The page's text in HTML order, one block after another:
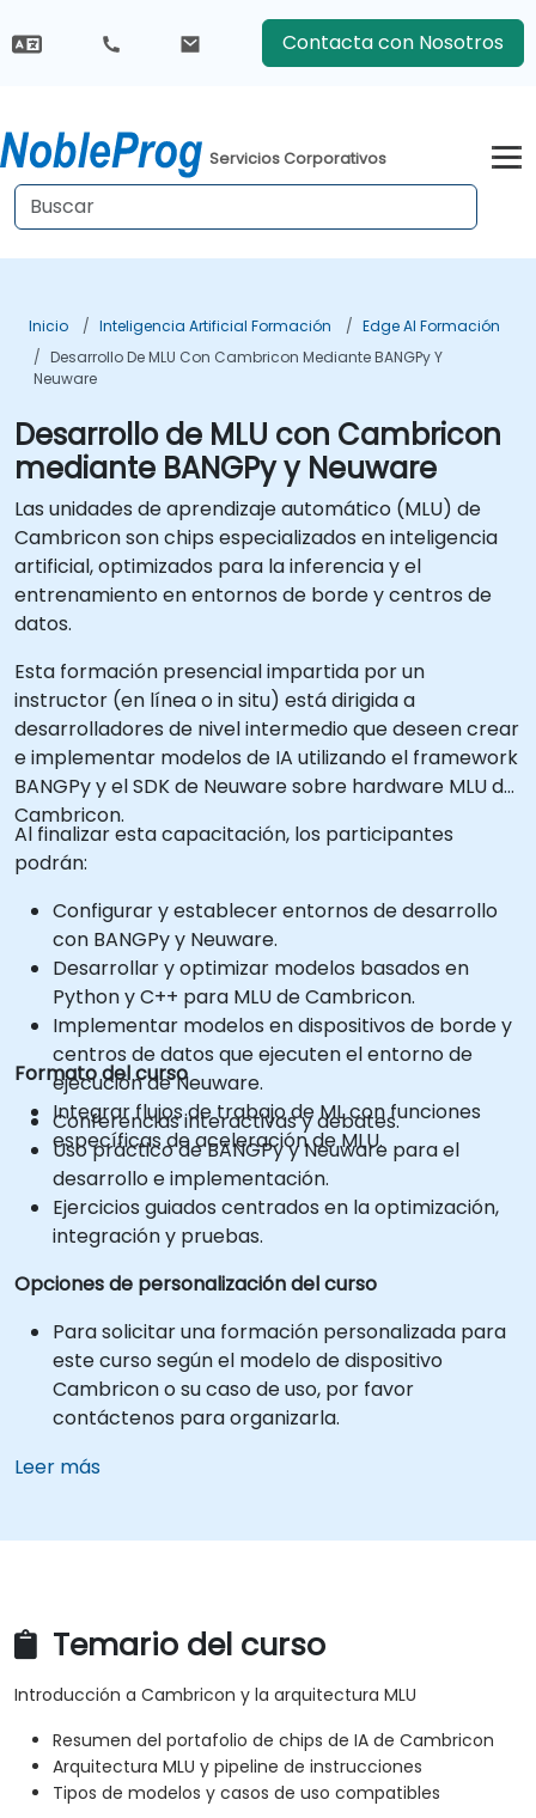
Contacta con Nosotros
Servicios Corporativos
Inicio Inteligencia Artificial Formación
Edge AI Formación
Desarrollo De MLU Con Cambricon Mediante BANGPy Y
Neuware
Desarrollo de MLU con Cambricon
mediante BANGPy y Neuware
Las unidades de aprendizaje automático (MLU) de
Cambricon son chips especializados en inteligencia
artificial, optimizados para la inferencia y el
entrenamiento en entornos de borde y centros de
datos.
Esta formación presencial impartida por un
instructor (en línea o in situ) está dirigida a
desarrolladores de nivel intermedio que deseen crear
e implementar modelos de IA utilizando el framework
BANGPy y el SDK de Neuware sobre hardware MLU de
Cambricon.
Al finalizar esta capacitación, los participantes
podrán:
Configurar y establecer entornos de desarrollo
con BANGPy y Neuware.
Desarrollar y optimizar modelos basados en
Python y C++ para MLU de Cambricon.
Implementar modelos en dispositivos de borde y
centros de datos que ejecuten el entorno de
ejecución de Neuware.
Integrar flujos de trabajo de ML con funciones
específicas de aceleración de MLU.
Formato del curso
Conferencias interactivas y debates.
Uso práctico de BANGPy y Neuware para el
desarrollo e implementación.
Ejercicios guiados centrados en la optimización,
integración y pruebas.
Opciones de personalización del curso
Para solicitar una formación personalizada para
este curso según el modelo de dispositivo
Cambricon o su caso de uso, por favor
contáctenos para organizarla.
Leer más
Temario del curso
Introducción a Cambricon y la arquitectura MLU
Resumen del portafolio de chips de IA de Cambricon
Arquitectura MLU y pipeline de instrucciones
Tipos de modelos y casos de uso compatibles